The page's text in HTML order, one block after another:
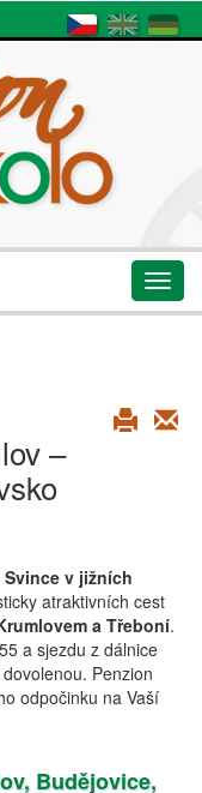
–
v jižních
atraktivních cest
a Třeboní.
a sjezdu z dálnice
Penzion
odpočinku na Vaší
Budějovice,